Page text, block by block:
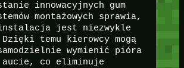
innowacyjnych gum
montażowych sprawia,
jest niezwykle
temu kierowcy mogą
wymienić pióra
aucie, co eliminuje